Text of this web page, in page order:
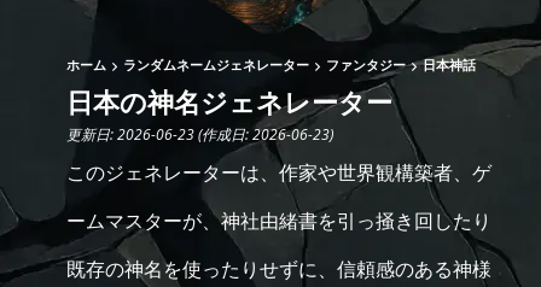
ホーム ランダムネームジェネレーター ファンタジー 日本神話
日本の神名ジェネレーター
更新日: 2026-06-23 (作成日: 2026-06-23)
このジェネレーターは、作家や世界観構築者、ゲ
ームマスターが、神社由緒書を引っ掻き回したり
既存の神名を使ったりせずに、信頼感のある神様